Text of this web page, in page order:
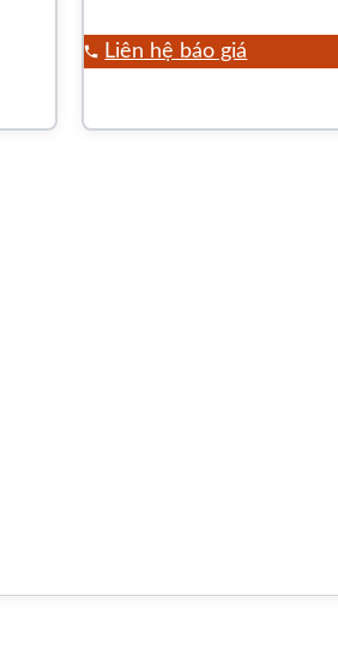
Liên hệ báo giá